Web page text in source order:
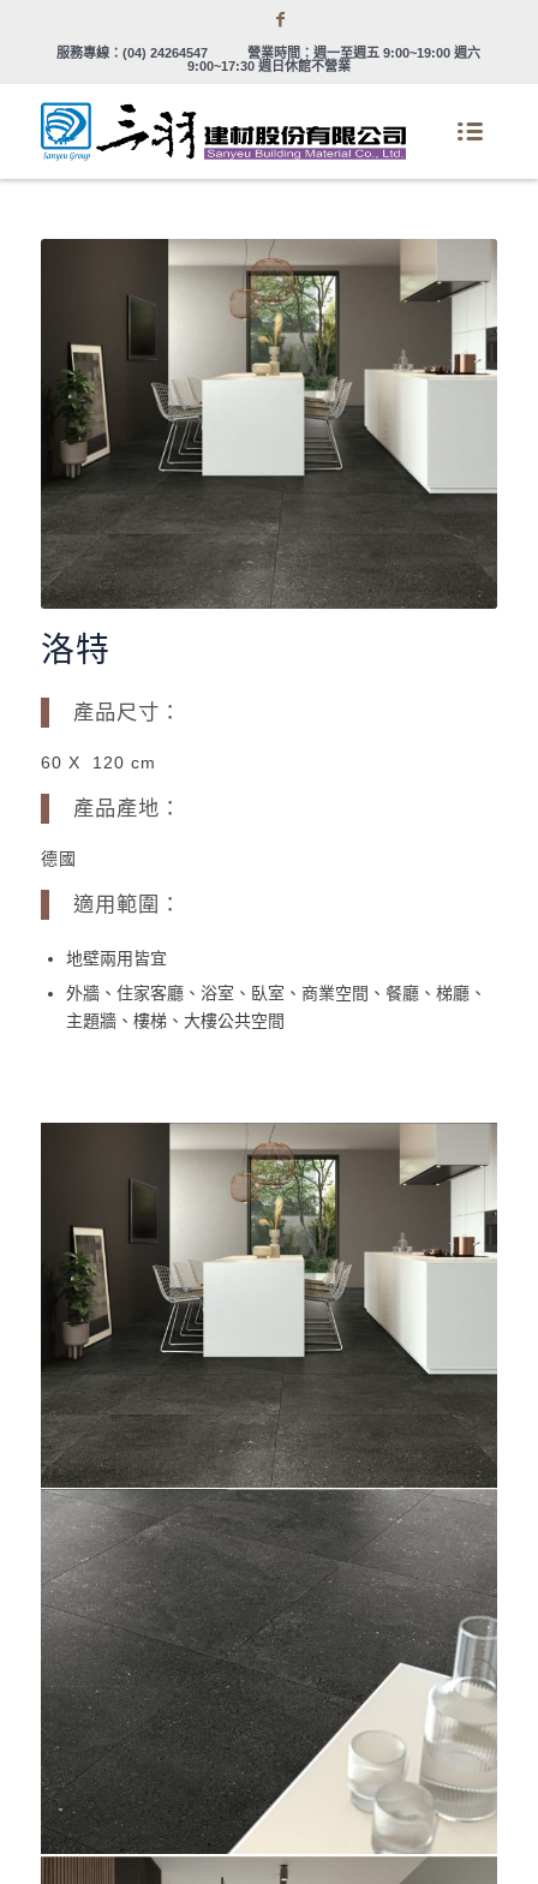
服務專線：(04) 24264547
營業時間：週一至週五 9:00~19:00 週六
9:00~17:30 週日休館不營業
洛特
產品尺寸：
60 X 120 cm
產品產地：
德國
適用範圍：
地壁兩用皆宜
外牆、住家客廳、浴室、臥室、商業空間、餐廳、梯廳、
主題牆、樓梯、大樓公共空間